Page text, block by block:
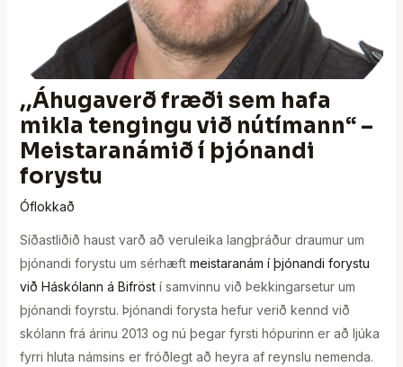
,,Áhugaverð fræði sem hafa
mikla tengingu við nútímann“ –
Meistaranámið í þjónandi
forystu
Óflokkað
Síðastliðið haust varð að veruleika langþráður draumur um
þjónandi forystu um sérhæft meistaranám í þjónandi forystu
við Háskólann á Bifröstí samvinnu við Þekkingarsetur um
þjónandi foyrstu. Þjónandi forysta hefur verið kennd við
skólann frá árinu 2013 og nú þegar fyrsti hópurinn er að ljúka
fyrri hluta námsins er fróðlegt að heyra af reynslu nemenda.